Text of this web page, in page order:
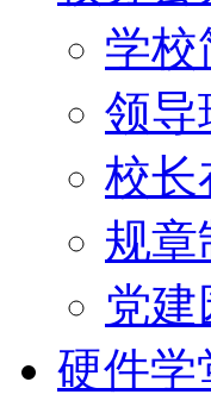
学校
领导
校长
规章
党建
硬件学